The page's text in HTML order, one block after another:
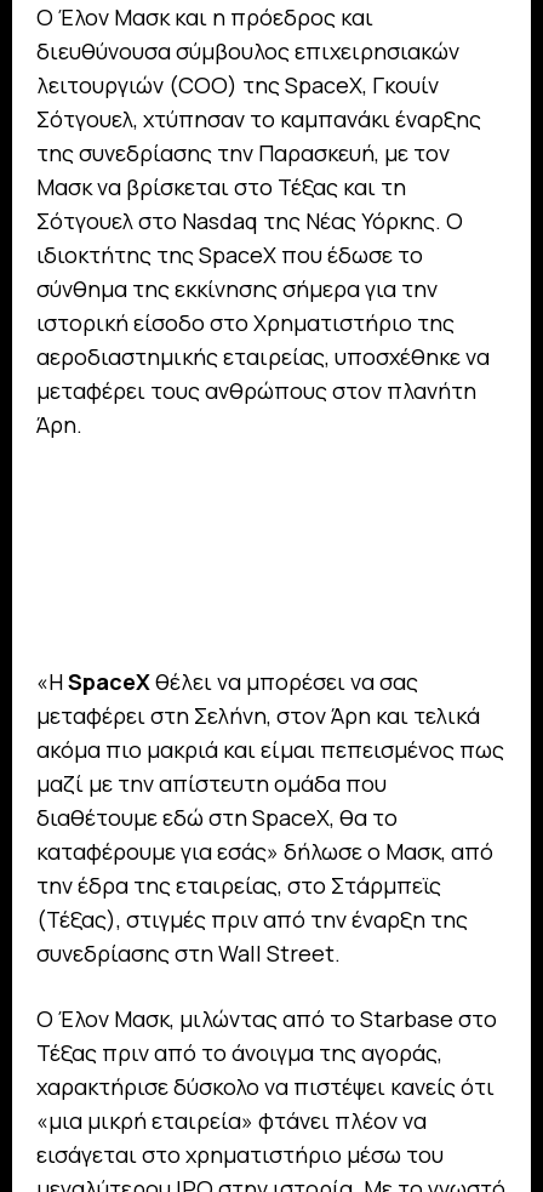
Ο Έλον Μασκ και η πρόεδρος και
διευθύνουσα σύμβουλος επιχειρησιακών
λειτουργιών (COO) της SpaceX, Γκουίν
Σότγουελ, χτύπησαν το καμπανάκι έναρξης
της συνεδρίασης την Παρασκευή, με τον
Μασκ να βρίσκεται στο Τέξας και τη
Σότγουελ στο Nasdaq της Νέας Υόρκης. Ο
ιδιοκτήτης της SpaceX που έδωσε το
σύνθημα της εκκίνησης σήμερα για την
ιστορική είσοδο στο Χρηματιστήριο της
αεροδιαστημικής εταιρείας, υποσχέθηκε να
μεταφέρει τους ανθρώπους στον πλανήτη
Άρη.
«ΗSpaceXθέλει να μπορέσει να σας
μεταφέρει στη Σελήνη, στον Άρη και τελικά
ακόμα πιο μακριά και είμαι πεπεισμένος πως
μαζί με την απίστευτη ομάδα που
διαθέτουμε εδώ στη SpaceX, θα το
καταφέρουμε για εσάς» δήλωσε ο Μασκ, από
την έδρα της εταιρείας, στο Στάρμπεϊς
(Τέξας), στιγμές πριν από την έναρξη της
συνεδρίασης στη Wall Street.
Ο Έλον Μασκ, μιλώντας από το Starbase στο
Τέξας πριν από το άνοιγμα της αγοράς,
χαρακτήρισε δύσκολο να πιστέψει κανείς ότι
«μια μικρή εταιρεία» φτάνει πλέον να
εισάγεται στο χρηματιστήριο μέσω του